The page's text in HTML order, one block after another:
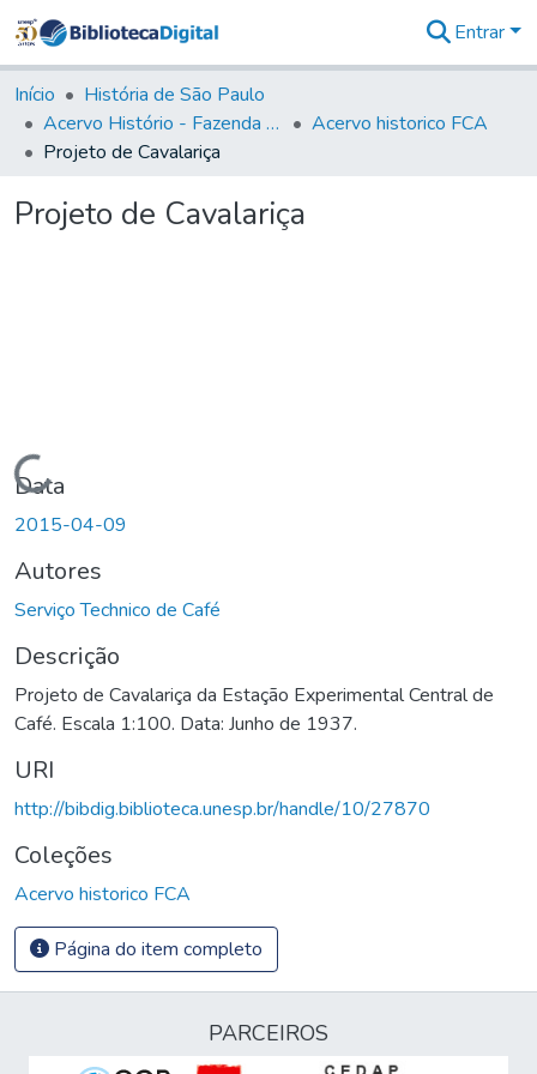
&
Coleções
Tudo na
Estatísticas
Entrar
Início
História de São Paulo
Acervo Histório - Fazenda Lageado
Acervo historico FCA
Projeto de Cavalariça
Projeto de Cavalariça
Carregando...
Data
2015-04-09
Autores
Serviço Technico de Café
Descrição
Projeto de Cavalariça da Estação Experimental Central de
Café. Escala 1:100. Data: Junho de 1937.
URI
http://bibdig.biblioteca.unesp.br/handle/10/27870
Coleções
Acervo historico FCA
Página do item completo
PARCEIROS